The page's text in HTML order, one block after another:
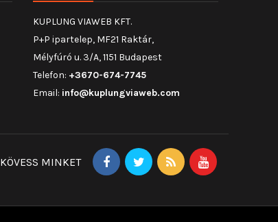
KUPLUNG VIAWEB KFT.
P+P ipartelep, MF21 Raktár,
Mélyfúró u. 3/A, 1151 Budapest
Telefon: +3670-674-7745
Email: info@kuplungviaweb.com
KÖVESS MINKET